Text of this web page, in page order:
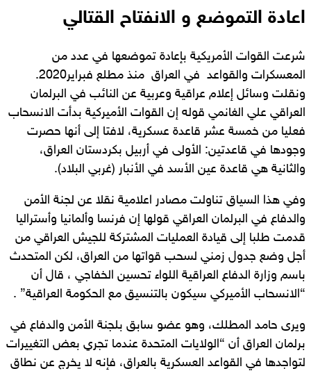
اعادة التموضع و الانفتاح القتالي
شرعت القوات الأمريكية بإعادة تموضعها في عدد من
المعسكرات والقواعد في العراق منذ مطلع فبراير2020.
ونقلت وسائل إعلام عراقية وعربية عن النائب في البرلمان
العراقي علي الغانمي قوله إن القوات الأميركية بدأت الانسحاب
فعليا من خمسة عشر قاعدة عسكرية، لافتا إلى أنها حصرت
وجودها في قاعدتين: الأولى في أربيل بكردستان العراق،
والثانية هي قاعدة عين الأسد في الأنبار (غربي البلاد).
وفي هذا السياق تناولت مصادر اعلامية نقلا عن لجنة الأمن
والدفاع في البرلمان العراقي قولها إن فرنسا وألمانيا وأستراليا
قدمت طلبا إلى قيادة العمليات المشتركة للجيش العراقي من
أجل وضع جدول زمني لسحب قواتها من العراق، لكن المتحدث
باسم وزارة الدفاع العراقية اللواء تحسين الخفاجي ، قال أن
“الانسحاب الأميركي سيكون بالتنسيق مع الحكومة العراقية” .
ويرى حامد المطلك، وهو عضو سابق بلجنة الأمن والدفاع في
برلمان العراق أن “الولايات المتحدة عندما تجري بعض التغييرات
لتواجدها في القواعد العسكرية بالعراق، فإنه لا يخرج عن نطاق